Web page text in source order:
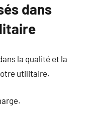
dans
la qualité et la
utilitaire.